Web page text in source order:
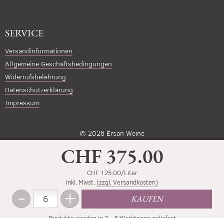
CHF 375.00
CHF 125.00/Liter
inkl. Mwst. (zzgl. Versandkosten)
-Weniger
Menge +Mehr KAUFEN
SERVICE
Versandinformationen
Allgemeine Geschäftsbedingungen
Widerrufsbelehrung
Datenschutzerklärung
Impressum
© 2026 Ersan Weine